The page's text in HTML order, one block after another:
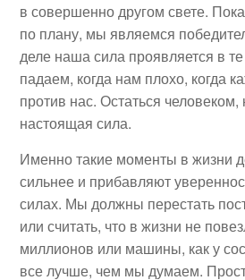
в совершенно другом свете.
по плану, мы являемся
деле наша сила проявляется в
падаем, когда нам плохо, когда
против нас. Остаться человеком,
настоящая сила.
Именно такие моменты в жизни
сильнее и прибавляют
силах. Мы должны перестать
или считать, что в жизни не
миллионов или машины, как у
все лучше, чем мы думаем.